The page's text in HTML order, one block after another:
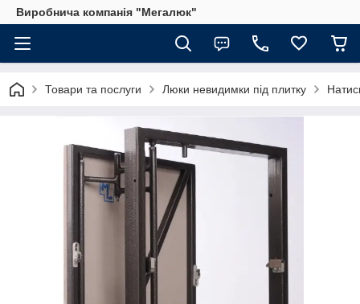
Виробнича компанія "Мегалюк"
Товари та послуги Люки невидимки під плитку